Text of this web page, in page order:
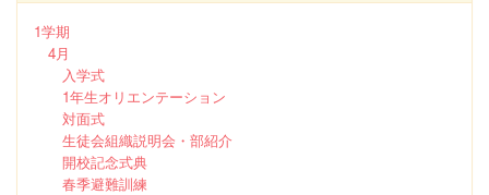
1学期
4月
入学式
1年生オリエンテーション
対面式
生徒会組織説明会・部紹介
開校記念式典
春季避難訓練